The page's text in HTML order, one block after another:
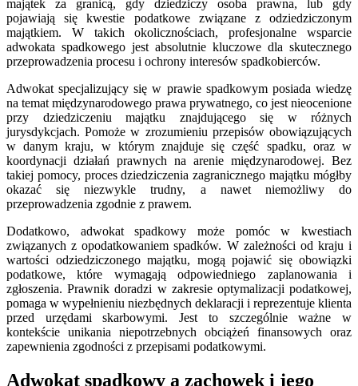
majątek za granicą, gdy dziedziczy osoba prawna, lub gdy
pojawiają się kwestie podatkowe związane z odziedziczonym
majątkiem. W takich okolicznościach, profesjonalne wsparcie
adwokata spadkowego jest absolutnie kluczowe dla skutecznego
przeprowadzenia procesu i ochrony interesów spadkobierców.
Adwokat specjalizujący się w prawie spadkowym posiada wiedzę
na temat międzynarodowego prawa prywatnego, co jest nieocenione
przy dziedziczeniu majątku znajdującego się w różnych
jurysdykcjach. Pomoże w zrozumieniu przepisów obowiązujących
w danym kraju, w którym znajduje się część spadku, oraz w
koordynacji działań prawnych na arenie międzynarodowej. Bez
takiej pomocy, proces dziedziczenia zagranicznego majątku mógłby
okazać się niezwykle trudny, a nawet niemożliwy do
przeprowadzenia zgodnie z prawem.
Dodatkowo, adwokat spadkowy może pomóc w kwestiach
związanych z opodatkowaniem spadków. W zależności od kraju i
wartości odziedziczonego majątku, mogą pojawić się obowiązki
podatkowe, które wymagają odpowiedniego zaplanowania i
zgłoszenia. Prawnik doradzi w zakresie optymalizacji podatkowej,
pomaga w wypełnieniu niezbędnych deklaracji i reprezentuje klienta
przed urzędami skarbowymi. Jest to szczególnie ważne w
kontekście unikania niepotrzebnych obciążeń finansowych oraz
zapewnienia zgodności z przepisami podatkowymi.
Adwokat spadkowy a zachowek i jego